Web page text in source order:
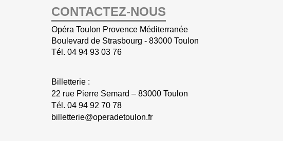
CONTACTEZ-NOUS
Opéra Toulon Provence Méditerranée
Boulevard de Strasbourg - 83000 Toulon
Tél.04 94 93 03 76
Billetterie :
22 rue Pierre Semard – 83000 Toulon
Tél.04 94 92 70 78
billetterie@operadetoulon.fr